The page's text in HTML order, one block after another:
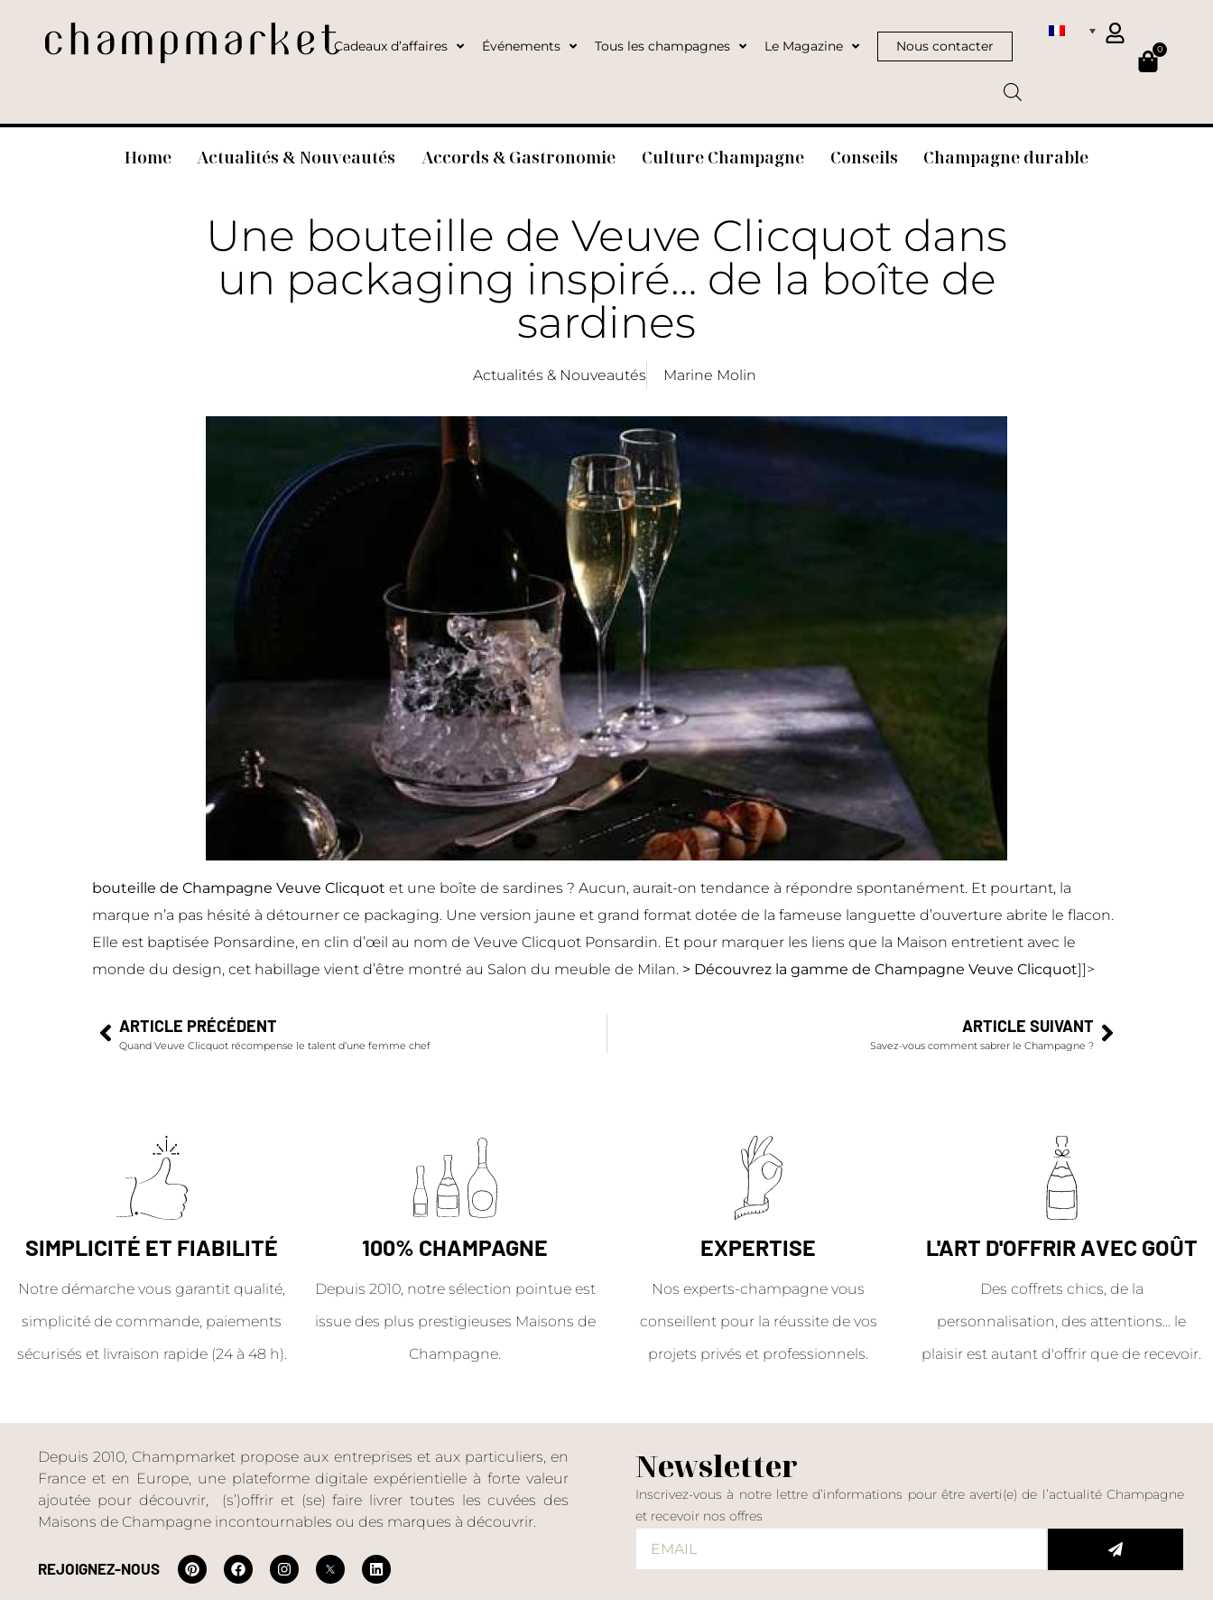
Cadeaux d’affaires Événements Tous les champagnes Le Magazine Nous contacter 0
Home Actualités & Nouveautés Accords & Gastronomie Culture Champagne Conseils Champagne durable
Une bouteille de Veuve Clicquot dans
un packaging inspiré… de la boîte de
sardines
Actualités & Nouveautés Marine Molin
bouteille de Champagne Veuve Clicquot et une boîte de sardines ? Aucun, aurait-on tendance à répondre spontanément. Et pourtant, la
marque n’a pas hésité à détourner ce packaging. Une version jaune et grand format dotée de la fameuse languette d’ouverture abrite le flacon.
Elle est baptisée Ponsardine, en clin d’œil au nom de Veuve Clicquot Ponsardin. Et pour marquer les liens que la Maison entretient avec le
monde du design, cet habillage vient d’être montré au Salon du meuble de Milan. > Découvrez la gamme de Champagne Veuve Clicquot]]>
ARTICLE PRÉCÉDENT
Quand Veuve Clicquot récompense le talent d’une femme chef
ARTICLE SUIVANT
Savez-vous comment sabrer le Champagne ?
SIMPLICITÉ ET FIABILITÉ
Notre démarche vous garantit qualité,
simplicité de commande, paiements
sécurisés et livraison rapide (24 à 48 h).
100% CHAMPAGNE
Depuis 2010, notre sélection pointue est
issue des plus prestigieuses Maisons de
Champagne.
EXPERTISE
Nos experts-champagne vous
conseillent pour la réussite de vos
projets privés et professionnels.
L'ART D'OFFRIR AVEC GOÛT
Des coffrets chics, de la
personnalisation, des attentions… le
plaisir est autant d'offrir que de recevoir.
Depuis 2010, Champmarket propose aux entreprises et aux particuliers, en
France et en Europe, une plateforme digitale expérientielle à forte valeur
ajoutée pour découvrir, (s’)offrir et (se) faire livrer toutes les cuvées des
Maisons de Champagne incontournables ou des marques à découvrir.
REJOIGNEZ-NOUS
Newsletter
Inscrivez-vous à notre lettre d’informations pour être averti(e) de l’actualité Champagne
et recevoir nos offres